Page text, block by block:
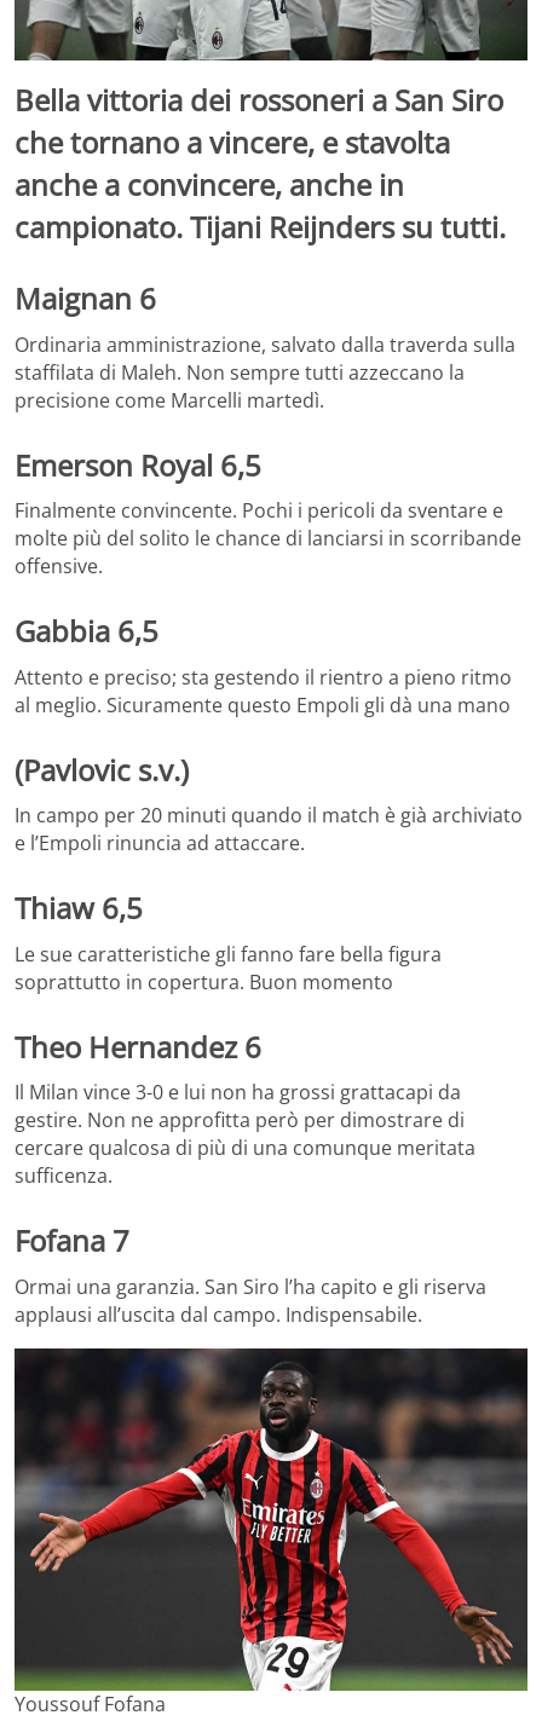
Bella vittoria dei rossoneri a San Siro
che tornano a vincere, e stavolta
anche a convincere, anche in
campionato. Tijani Reijnders su tutti.
Maignan 6
Ordinaria amministrazione, salvato dalla traverda sulla
staffilata di Maleh. Non sempre tutti azzeccano la
precisione come Marcelli martedì.
Emerson Royal 6,5
Finalmente convincente. Pochi i pericoli da sventare e
molte più del solito le chance di lanciarsi in scorribande
offensive.
Gabbia 6,5
Attento e preciso; sta gestendo il rientro a pieno ritmo
al meglio. Sicuramente questo Empoli gli dà una mano
(Pavlovic s.v.)
In campo per 20 minuti quando il match è già archiviato
e l’Empoli rinuncia ad attaccare.
Thiaw 6,5
Le sue caratteristiche gli fanno fare bella figura
soprattutto in copertura. Buon momento
Theo Hernandez 6
Il Milan vince 3-0 e lui non ha grossi grattacapi da
gestire. Non ne approfitta però per dimostrare di
cercare qualcosa di più di una comunque meritata
sufficenza.
Fofana 7
Ormai una garanzia. San Siro l’ha capito e gli riserva
applausi all’uscita dal campo. Indispensabile.
Youssouf Fofana